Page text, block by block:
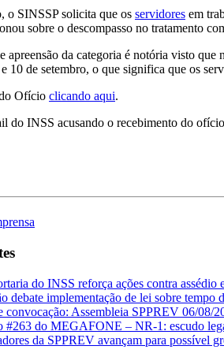
o SINSSP solicita que os servidores em
sobre o descompasso no tratamento
apreensão da categoria é notória visto
10 de setembro, o que significa que os
Ofício clicando aqui.
do INSS acusando o recebimento do
do INSS reforça ações contra assédio
debate implementação de lei sobre tempo
convocação: Assembleia SPPREV 06/08/
#263 do MEGAFONE – NR-1: escudo
da SPPREV avançam para possível